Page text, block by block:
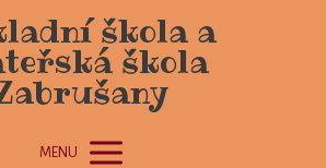
škola a
škola
MENU